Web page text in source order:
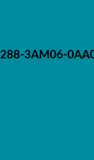
3AM06-